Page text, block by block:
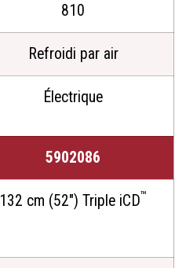
810
Refroidi par air
Électrique
5902086
132 cm (52") Triple iCD™